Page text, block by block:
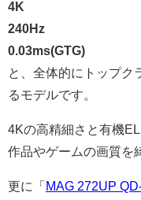
4K
240Hz
0.03ms(GTG)
と、全体的にトップク
るモデルです。
4Kの高精細さと有機
作品やゲームの画質を
更に「MAG 272UP